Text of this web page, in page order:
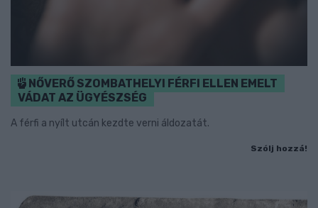
NŐVERŐ SZOMBATHELYI FÉRFI ELLEN EMELT
VÁDAT AZ ÜGYÉSZSÉG
A férfi a nyílt utcán kezdte verni áldozatát.
Szólj hozzá!